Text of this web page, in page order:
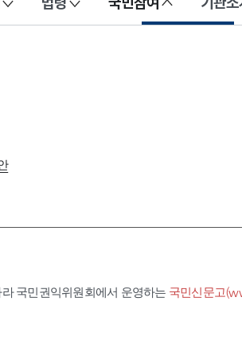
국민권익위원회에서 운영하는 국민신문고